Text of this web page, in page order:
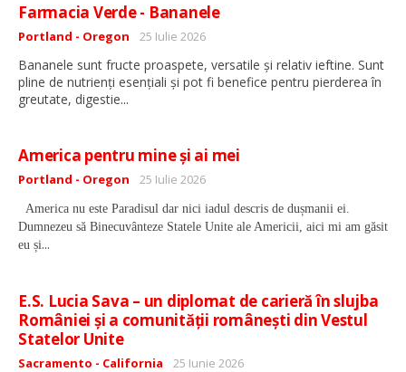
Farmacia Verde - Bananele
Detalii
Portland - Oregon 25 Iulie 2026
Bananele sunt fructe proaspete, versatile și relativ ieftine. Sunt
pline de nutrienți esențiali și pot fi benefice pentru pierderea în
greutate, digestie...
America pentru mine și ai mei
Detalii
Portland - Oregon 25 Iulie 2026
America nu este Paradisul dar nici iadul descris de dușmanii ei.
Dumnezeu să Binecuvânteze Statele Unite ale Americii, aici mi am găsit
eu și...
E.S. Lucia Sava – un diplomat de carieră în slujba
României și a comunității românești din Vestul
Statelor Unite
Detalii
Sacramento - California 25 Iunie 2026